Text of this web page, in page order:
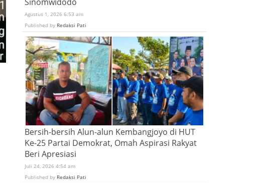
Agustus 1, 2026 6:53 am
Published by Redaksi Pati
Bersih-bersih Alun-alun Kembangjoyo di HUT
Ke-25 Partai Demokrat, Omah Aspirasi Rakyat
Beri Apresiasi
Juli 24, 2026 4:54 am
Published by Redaksi Pati